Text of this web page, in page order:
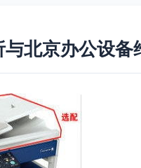
北京办公设备